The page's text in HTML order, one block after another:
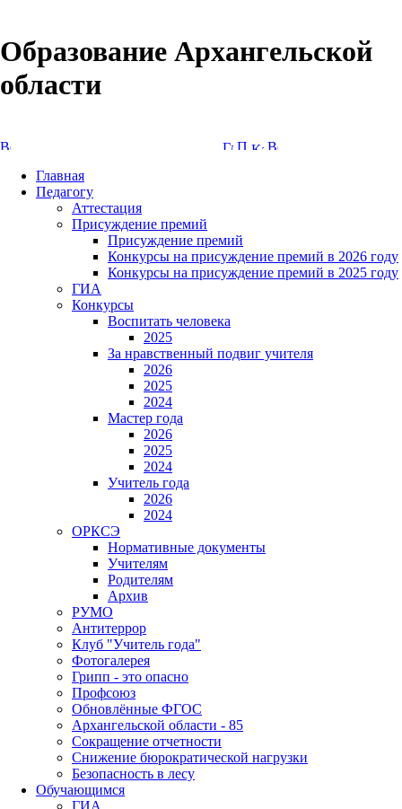
Образование Архангельской
области
Главная
Педагогу
Аттестация
Присуждение премий
Присуждение премий
Конкурсы на присуждение премий в 2026 году
Конкурсы на присуждение премий в 2025 году
ГИА
Конкурсы
Воспитать человека
2025
За нравственный подвиг учителя
2026
2025
2024
Мастер года
2026
2025
2024
Учитель года
2026
2024
ОРКСЭ
Нормативные документы
Учителям
Родителям
Архив
РУМО
Антитеррор
Клуб "Учитель года"
Фотогалерея
Грипп - это опасно
Профсоюз
Обновлённые ФГОС
Архангельской области - 85
Сокращение отчетности
Снижение бюрократической нагрузки
Безопасность в лесу
Обучающимся
ГИА